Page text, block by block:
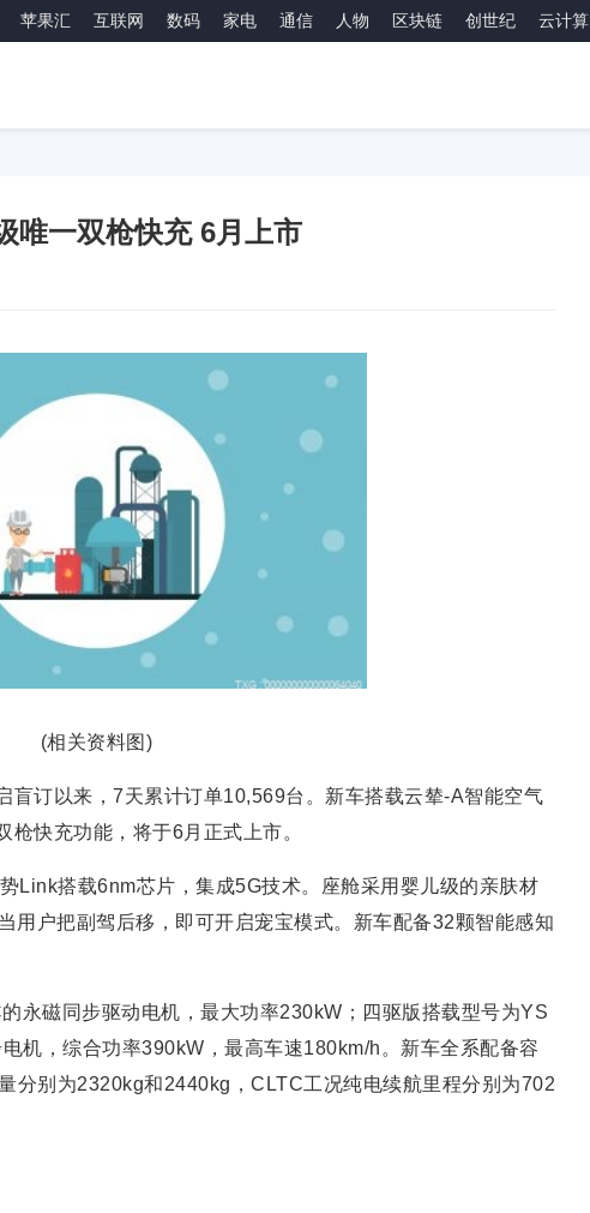
苹果汇 互联网 数码 家电 通信 人物 区块链 创世纪 云计算
唯一双枪快充 6月上市
(相关资料图)
盲订以来，7天累计订单10,569台。新车搭载云辇-A智能空气
快充功能，将于6月正式上市。
Link搭载6nm芯片，集成5G技术。座舱采用婴儿级的亲肤材
用户把副驾后移，即可开启宠宝模式。新车配备32颗智能感知
永磁同步驱动电机，最大功率230kW；四驱版搭载型号为YS
机，综合功率390kW，最高车速180km/h。新车全系配备容
分别为2320kg和2440kg，CLTC工况纯电续航里程分别为702